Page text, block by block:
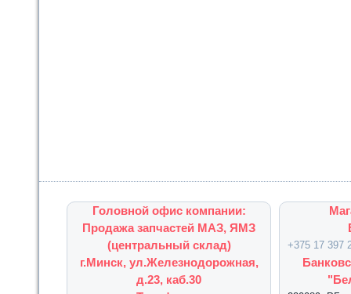
Головной офис компании:
Продажа запчастей МАЗ, ЯМЗ
(центральный склад)
г.Минск, ул.Железнодорожная,
д.23, каб.30
+375 17 397